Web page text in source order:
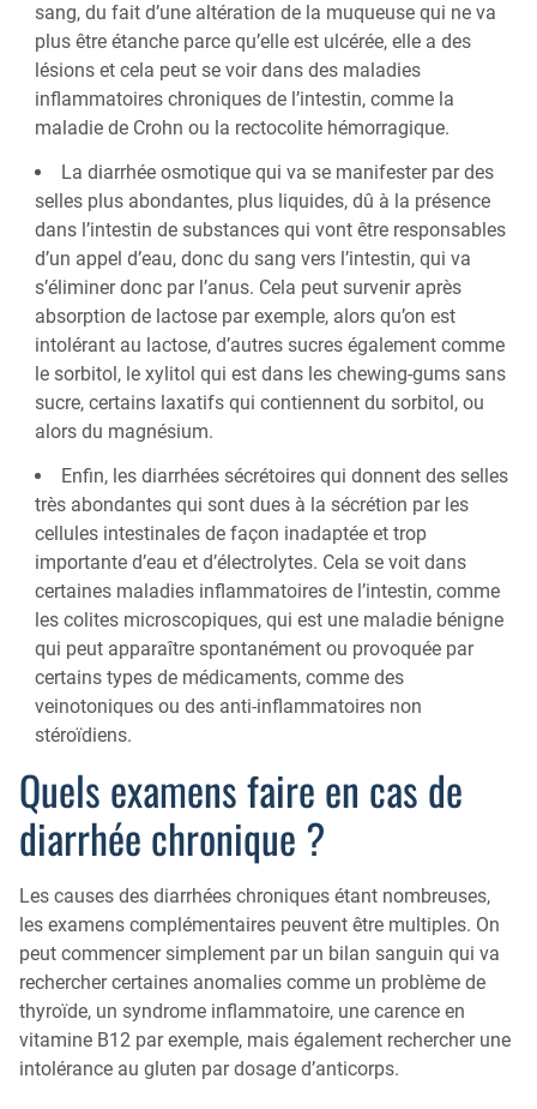
sang, du fait d’une altération de la muqueuse qui ne va
plus être étanche parce qu’elle est ulcérée, elle a des
lésions et cela peut se voir dans des maladies
inflammatoires chroniques de l’intestin, comme la
maladie de Crohn ou la rectocolite hémorragique.
La diarrhée osmotique qui va se manifester par des
selles plus abondantes, plus liquides, dû à la présence
dans l’intestin de substances qui vont être responsables
d’un appel d’eau, donc du sang vers l’intestin, qui va
s’éliminer donc par l’anus. Cela peut survenir après
absorption de lactose par exemple, alors qu’on est
intolérant au lactose, d’autres sucres également comme
le sorbitol, le xylitol qui est dans les chewing-gums sans
sucre, certains laxatifs qui contiennent du sorbitol, ou
alors du magnésium.
Enfin, les diarrhées sécrétoires qui donnent des selles
très abondantes qui sont dues à la sécrétion par les
cellules intestinales de façon inadaptée et trop
importante d’eau et d’électrolytes. Cela se voit dans
certaines maladies inflammatoires de l’intestin, comme
les colites microscopiques, qui est une maladie bénigne
qui peut apparaître spontanément ou provoquée par
certains types de médicaments, comme des
veinotoniques ou des anti-inflammatoires non
stéroïdiens.
Quels examens faire en cas de
diarrhée chronique ?
Les causes des diarrhées chroniques étant nombreuses,
les examens complémentaires peuvent être multiples. On
peut commencer simplement par un bilan sanguin qui va
rechercher certaines anomalies comme un problème de
thyroïde, un syndrome inflammatoire, une carence en
vitamine B12 par exemple, mais également rechercher une
intolérance au gluten par dosage d’anticorps.